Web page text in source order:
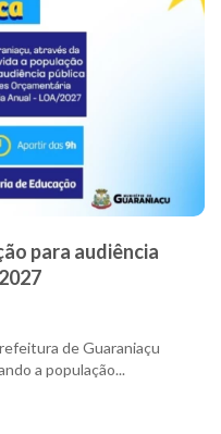
para audiência
de Guaraniaçu
a população...